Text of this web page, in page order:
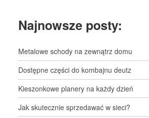
Najnowsze posty:
Metalowe schody na zewnątrz domu
Dostępne części do kombajnu deutz
Kieszonkowe planery na każdy dzień
Jak skutecznie sprzedawać w sieci?